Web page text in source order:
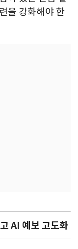
을 강화해야 한
AI 예보 고도화